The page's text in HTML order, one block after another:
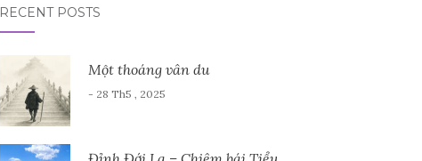
RECENT POSTS
Một thoáng vân du
- 28 Th5 , 2025